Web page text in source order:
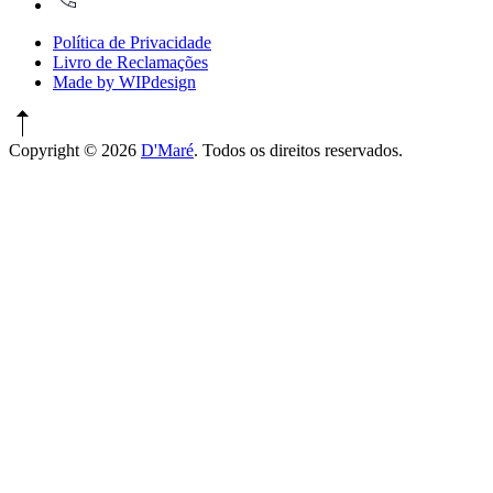
Política de Privacidade
Livro de Reclamações
Made by WIPdesign
Copyright © 2026 D'Maré. Todos os direitos reservados.